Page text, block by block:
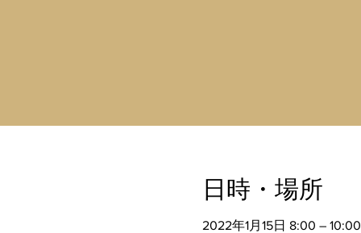
日時・場所
2022年1月15日 8:00 –